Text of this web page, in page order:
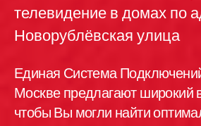
телевидение в домах по
Новорублёвская улица
Единая Система
Москве предлагают широкий
чтобы Вы могли найти